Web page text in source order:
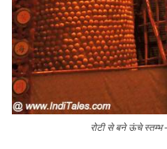
रोटी से बने ऊंचे स्तम्भ